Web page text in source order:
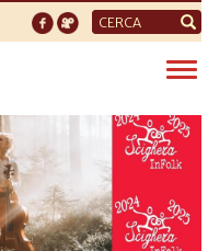
Form
di
ricerca